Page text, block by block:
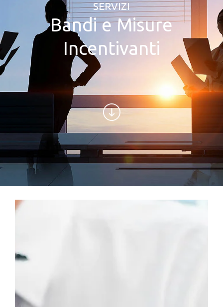
SERVIZI
Bandi e Misure
Incentivanti